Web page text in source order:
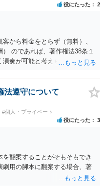
役にたった 2
から料金をとらず（無料）、
のであれば、著作権法38条１
奏が可能と考えられます。 参
思われます。
法遵守について
#個人・プライベート
役にたった 3
翻案することがそもそもでき
劇用の脚本に翻案する場合、著